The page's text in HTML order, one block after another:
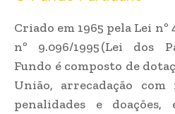
Criado em 1965 pela Lei
nº 9.096/1995 (Lei dos
Fundo é composto de
União, arrecadação com
penalidades e